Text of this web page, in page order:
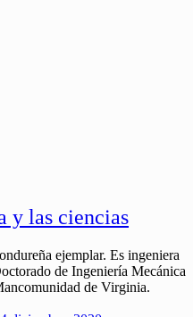
y las ciencias
ejemplar. Es ingeniera
de Ingeniería Mecánica
de Virginia.